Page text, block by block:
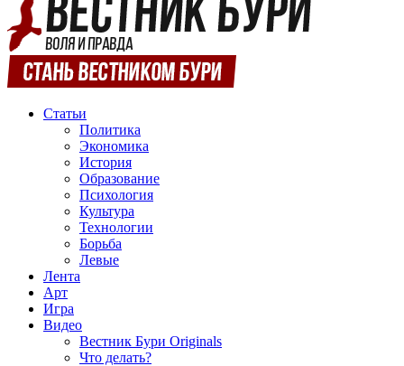
Статьи
Политика
Экономика
История
Образование
Психология
Культура
Технологии
Борьба
Левые
Лента
Арт
Игра
Видео
Вестник Бури Originals
Что делать?